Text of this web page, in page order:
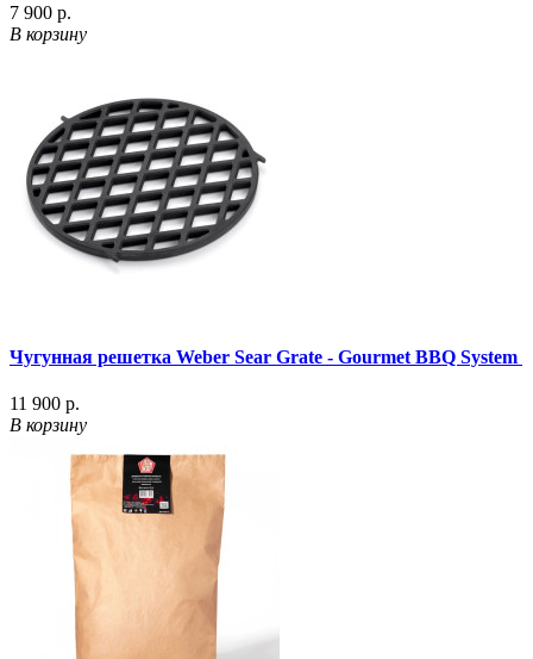
7 900 р.
В корзину
Чугунная решетка Weber Sear Grate - Gourmet BBQ System
11 900 р.
В корзину